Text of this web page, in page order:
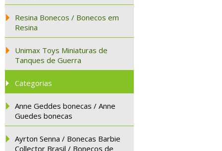
Resina Bonecos / Bonecos em
Resina
Unimax Toys Miniaturas de
Tanques de Guerra
Categorias
Anne Geddes bonecas / Anne
Guedes bonecas
Ayrton Senna / Bonecas Barbie
Collector Brasil / Bonecos de